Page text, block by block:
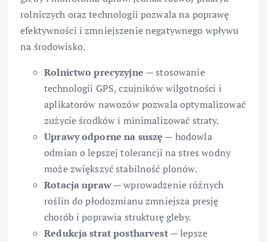
rolniczych oraz technologii pozwala na poprawę
efektywności i zmniejszenie negatywnego wpływu
na środowisko.
Rolnictwo precyzyjne — stosowanie
technologii GPS, czujników wilgotności i
aplikatorów nawozów pozwala optymalizować
zużycie środków i minimalizować straty.
Uprawy odporne na suszę — hodowla
odmian o lepszej tolerancji na stres wodny
może zwiększyć stabilność plonów.
Rotacja upraw— wprowadzenie różnych
roślin do płodozmianu zmniejsza presję
chorób i poprawia strukturę gleby.
Redukcja strat postharvest— lepsze